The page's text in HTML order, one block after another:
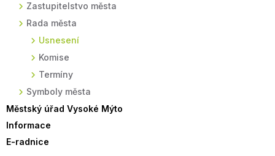
Zastupitelstvo města
Rada města
Usnesení
Komise
Termíny
Symboly města
Městský úřad Vysoké Mýto
Informace
E-radnice